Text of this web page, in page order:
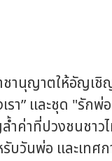
ชานุญาตให้อัญเชิ
า” และชุด "รักพ่
ำค่าที่ปวงชนชาว
บวันพ่อ และเทศ